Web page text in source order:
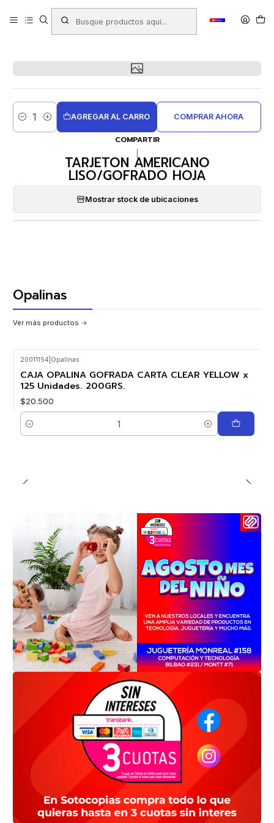
Productos LIBRERIA Papeles y Cartones
Papeles Para Impresión Opalinas
TARJETON AMERICANO LISO/GOFRADO HOJA
Cantidad
AGREGAR AL CARRO COMPRAR AHORA
COMPARTIR
TARJETON AMERICANO
LISO/GOFRADO HOJA
Mostrar stock de ubicaciones
Opalinas
Ver más productos
20011154 Opalinas
CAJA OPALINA GOFRADA CARTA CLEAR YELLOW x
125 Unidades. 200GRS.
$20.500
Cantidad